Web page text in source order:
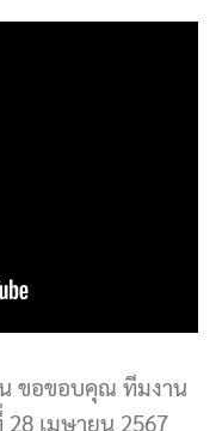
ขอขอบคุณ ทีมงาน
28 เมษายน 2567